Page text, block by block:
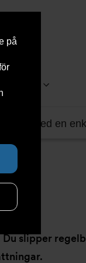
på
efter med en
slipper